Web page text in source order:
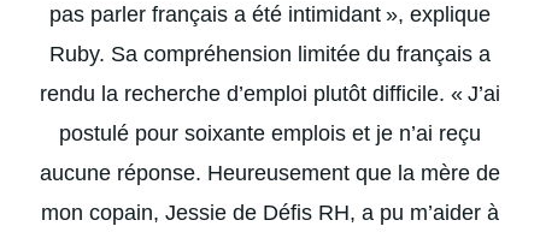
pas parler français a été intimidant », explique
Ruby. Sa compréhension limitée du français a
rendu la recherche d’emploi plutôt difficile. « J’ai
postulé pour soixante emplois et je n’ai reçu
aucune réponse. Heureusement que la mère de
mon copain, Jessie de Défis RH, a pu m’aider à